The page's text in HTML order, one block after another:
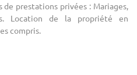
prestations privées : Mariages,
Location de la propriété en
compris.